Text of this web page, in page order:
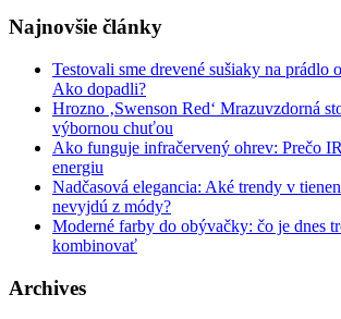
Najnovšie články
Testovali sme drevené sušiaky na prádlo
Ako dopadli?
Hrozno ‚Swenson Red‘ Mrazuvzdorná
výbornou chuťou
Ako funguje infračervený ohrev: Prečo
energiu
Nadčasová elegancia: Aké trendy v
nevyjdú z módy?
Moderné farby do obývačky: čo je dnes
kombinovať
Archives